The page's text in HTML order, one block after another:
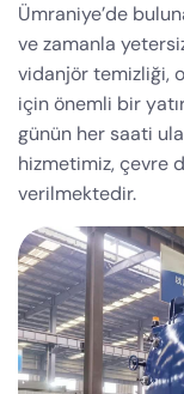
Ümraniye’de
ve zamanla
vidanjör temizliği,
için önemli bir
günün her saati
hizmetimiz, çevre
verilmektedir.